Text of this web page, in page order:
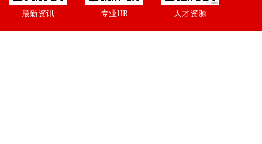
最新资讯 专业HR 人才资源